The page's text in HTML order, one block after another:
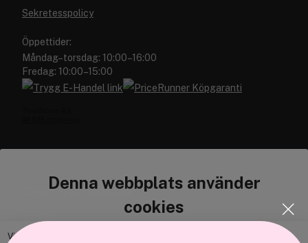
Denna webbplats använder
cookies
Vi använder enhetsidentifierare för att anpassa innehållet och
Sekretesspolicy
Öppettider:
Måndag–torsdag: 10:00–16:00
Fredag: 10:00–15:00
Cocopanda.se